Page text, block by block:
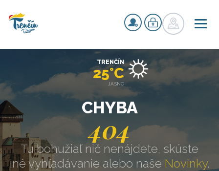
CHYBA
404
Tu bohužiaľ nič nenájdete, skúste
iné vyhľadávanie alebo naše Novinky.
TRENČÍN
25°C
JASNO